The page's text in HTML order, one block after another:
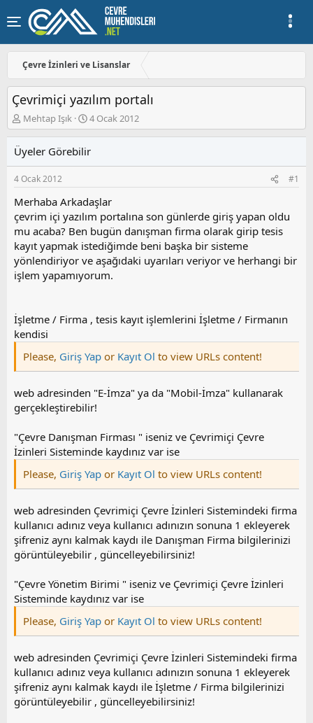
Çevre İzinleri ve Lisanslar
Çevrimiçi yazılım portalı
K
o
u
y
u
a
ş
l
a
t
a
n
Mehtap Işık
B
a
l
a
ı
ç
t
a
r
i
h
4 Ocak 2012
Üyeler Görebilir
4 Ocak 2012 #1
Merhaba Arkadaşlar
çevrim içi yazılım portalına son günlerde giriş yapan oldu
mu acaba? Ben bugün danışman firma olarak girip tesis
kayıt yapmak istediğimde beni başka bir sisteme
yönlendiriyor ve aşağıdaki uyarıları veriyor ve herhangi bir
işlem yapamıyorum.
İşletme / Firma , tesis kayıt işlemlerini İşletme / Firmanın
kendisi
Please, Giriş Yap or Kayıt Ol to view URLs content!
web adresinden "E-İmza" ya da "Mobil-İmza" kullanarak
gerçekleştirebilir!
"Çevre Danışman Firması " iseniz ve Çevrimiçi Çevre
İzinleri Sisteminde kaydınız var ise
Please, Giriş Yap or Kayıt Ol to view URLs content!
web adresinden Çevrimiçi Çevre İzinleri Sistemindeki firma
kullanıcı adınız veya kullanıcı adınızın sonuna 1 ekleyerek
şifreniz aynı kalmak kaydı ile Danışman Firma bilgilerinizi
görüntüleyebilir , güncelleyebilirsiniz!
"Çevre Yönetim Birimi " iseniz ve Çevrimiçi Çevre İzinleri
Sisteminde kaydınız var ise
Please, Giriş Yap or Kayıt Ol to view URLs content!
web adresinden Çevrimiçi Çevre İzinleri Sistemindeki firma
kullanıcı adınız veya kullanıcı adınızın sonuna 1 ekleyerek
şifreniz aynı kalmak kaydı ile İşletme / Firma bilgilerinizi
görüntüleyebilir , güncelleyebilirsiniz!